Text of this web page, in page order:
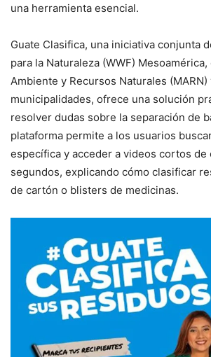
una herramienta esencial.
Guate Clasifica, una iniciativa conjunta
para la Naturaleza (WWF)
Ambiente y Recursos Naturales (MARN)
municipalidades, ofrece una solución
resolver dudas sobre la separación de
plataforma permite a los usuarios
específica y acceder a videos cortos de
segundos, explicando cómo clasificar
de cartón o blisters de medicinas.